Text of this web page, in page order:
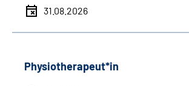
31.08.2026
Physiotherapeut*in